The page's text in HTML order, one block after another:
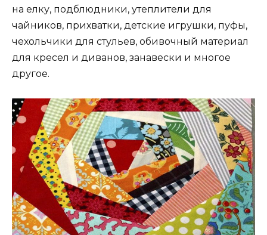
на елку, подблюдники, утеплители для
чайников, прихватки, детские игрушки, пуфы,
чехольчики для стульев, обивочный материал
для кресел и диванов, занавески и многое
другое.